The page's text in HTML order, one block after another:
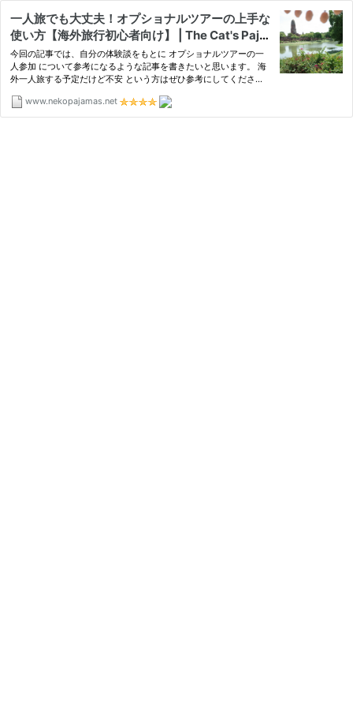
一人旅でも大丈夫！オプショナルツアーの上手な
使い方【海外旅行初心者向け】 | The Cat's Paja
mas（ぱじゃねこ）
今回の記事では、自分の体験談をもとに オプショナルツアーの一
人参加 について参考になるような記事を書きたいと思います。 海
外一人旅する予定だけど不安 という方はぜひ参考にしてくださ
www.nekopajamas.net